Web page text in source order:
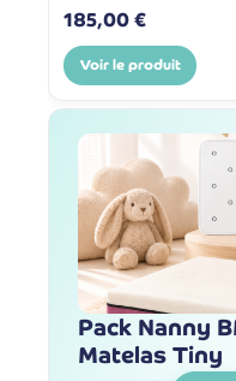
185,00 €
Voir le produit
Pack Nanny
Matelas Tiny